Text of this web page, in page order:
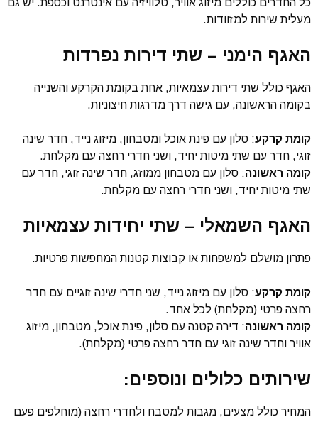
כל החדרים כוללים מיזוג אוויר, טלוויזיה עם אינטרנט וכספת. יש גם
מעלית שירות למזוודות.
האגף הימני – שתי דירות נפרדות
האגף כולל שתי דירות עצמאיות, אחת בקומת הקרקע והשנייה
בקומה הראשונה, עם גישה דרך מדרגות חיצוניות.
קומת קרקע: סלון עם פינת אוכל ומטבחון, מיזוג נייד, חדר שינה
זוגי, חדר עם שתי מיטות יחיד, ושני חדרי רחצה עם מקלחת.
קומה ראשונה: סלון עם מטבחון ממוזג, חדר שינה זוגי, חדר עם
שתי מיטות יחיד, ושני חדרי רחצה עם מקלחת.
האגף השמאלי – שתי יחידות עצמאיות
פתרון מושלם למשפחות או קבוצות קטנות המחפשות פרטיות.
קומת קרקע: סלון עם מיזוג נייד, שני חדרי שינה זוגיים עם חדר
רחצה פרטי (מקלחת) לכל אחד.
קומה ראשונה: דירה קטנה עם סלון, פינת אוכל, מטבחון, מיזוג
אוויר וחדר שינה זוגי עם חדר רחצה פרטי (מקלחת).
שירותים כלולים ונוספים:
המחיר כולל מצעים, מגבות למטבח ולחדרי רחצה (מוחלפים פעם